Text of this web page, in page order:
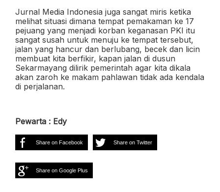
Jurnal Media Indonesia juga sangat miris ketika
melihat situasi dimana tempat pemakaman ke 17
pejuang yang menjadi korban keganasan PKI itu
sangat susah untuk menuju ke tempat tersebut,
jalan yang hancur dan berlubang, becek dan licin
membuat kita berfikir, kapan jalan di dusun
Sekarmayang dilirik pemerintah agar kita dikala
akan zaroh ke makam pahlawan tidak ada kendala
di perjalanan.
Pewarta : Edy
Share on Facebook Share on Twitter
Share on Google Plus